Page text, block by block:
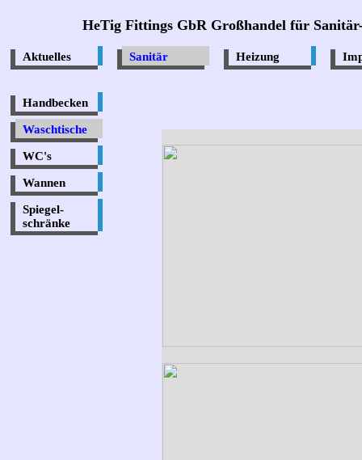
HeTig Fittings GbR Großhandel für
Aktuelles Sanitär Heizung
Handbecken
Waschtische
WC's
Wannen
Spiegel-
schränke